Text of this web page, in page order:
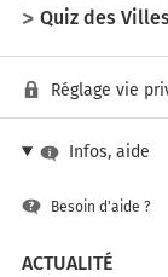
Quiz des
Réglage vie
Infos, aide
Besoin d'aide ?
ACTUALITÉ